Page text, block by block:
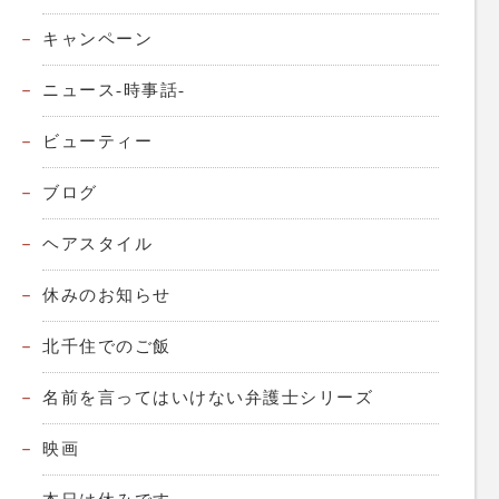
キャンペーン
ニュース-時事話-
ビューティー
ブログ
ヘアスタイル
休みのお知らせ
北千住でのご飯
名前を言ってはいけない弁護士シリーズ
映画